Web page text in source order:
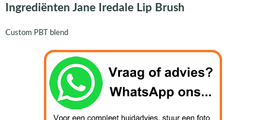
Ingrediënten Jane Iredale Lip Brush
Custom PBT blend